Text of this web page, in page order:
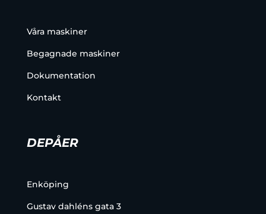
Våra maskiner
Begagnade maskiner
Dokumentation
Kontakt
DEPÅER
Enköping
Gustav dahléns gata 3